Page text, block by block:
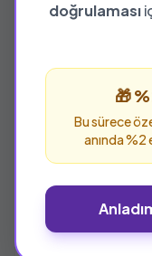
doğrulaması
🎁
Bu sürece
anında
%25